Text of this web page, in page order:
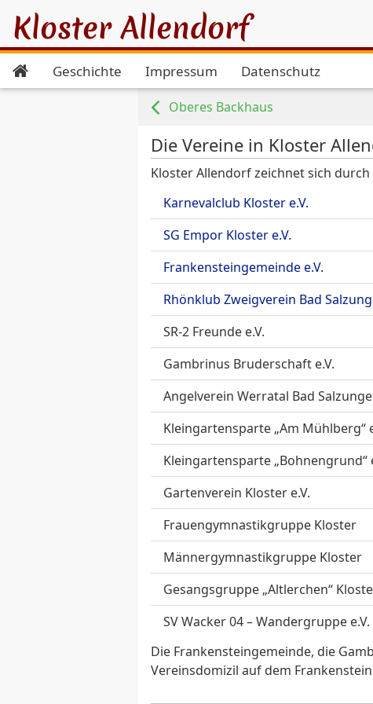
Kloster Allendorf
Geschichte Impressum Datenschutz
Oberes Backhaus
Die Vereine in Kloster
Kloster Allendorf zeichnet sich
Karnevalclub Kloster e.V.
SG Empor Kloster e.V.
Frankensteingemeinde e.V.
Rhönklub Zweigverein Bad
SR-2 Freunde e.V.
Gambrinus Bruderschaft e.V.
Angelverein Werratal Bad
Kleingartensparte „Am Mühlberg“
Kleingartensparte „Bohnengrund“
Gartenverein Kloster e.V.
Frauengymnastikgruppe Kloster
Männergymnastikgruppe Kloster
Gesangsgruppe „Altlerchen“
SV Wacker 04 – Wandergruppe e.V.
Die Frankensteingemeinde, die
Vereinsdomizil auf dem